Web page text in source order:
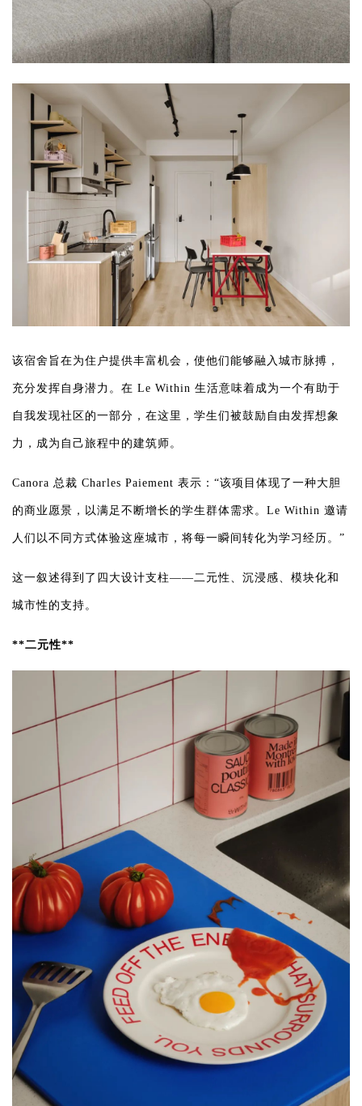
该宿舍旨在为住户提供丰富机会，使他们能够融入城市脉搏，
充分发挥自身潜力。在 Le Within 生活意味着成为一个有助于
自我发现社区的一部分，在这里，学生们被鼓励自由发挥想象
力，成为自己旅程中的建筑师。
Canora 总裁 Charles Paiement 表示：“该项目体现了一种大胆
的商业愿景，以满足不断增长的学生群体需求。Le Within 邀请
人们以不同方式体验这座城市，将每一瞬间转化为学习经历。”
这一叙述得到了四大设计支柱——二元性、沉浸感、模块化和
城市性的支持。
**二元性**